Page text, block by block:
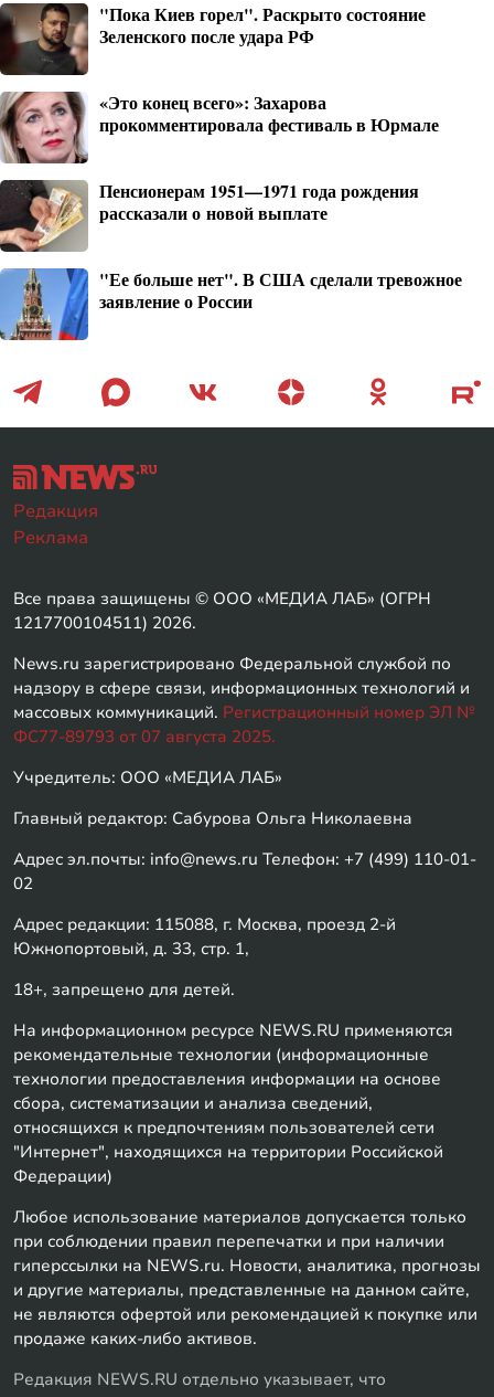
"Пока Киев горел". Раскрыто состояние
Зеленского после удара РФ
«Это конец всего»: Захарова
прокомментировала фестиваль в Юрмале
Пенсионерам 1951—1971 года рождения
рассказали о новой выплате
"Ее больше нет". В США сделали тревожное
заявление о России
Редакция
Реклама
Все права защищены © ООО «МЕДИА ЛАБ» (ОГРН
1217700104511) 2026.
News.ru зарегистрировано Федеральной службой по
надзору в сфере связи, информационных технологий и
массовых коммуникаций. Регистрационный номер ЭЛ №
ФС77-89793 от 07 августа 2025.
Учредитель: ООО «МЕДИА ЛАБ»
Главный редактор: Сабурова Ольга Николаевна
Адрес эл.почты: info@news.ru Телефон: +7 (499) 110-01-
02
Адрес редакции: 115088, г. Москва, проезд 2-й
Южнопортовый, д. 33, стр. 1,
18+, запрещено для детей.
На информационном ресурсе NEWS.RU применяются
рекомендательные технологии (информационные
технологии предоставления информации на основе
сбора, систематизации и анализа сведений,
относящихся к предпочтениям пользователей сети
"Интернет", находящихся на территории Российской
Федерации)
Любое использование материалов допускается только
при соблюдении правил перепечатки и при наличии
гиперссылки на NEWS.ru. Новости, аналитика, прогнозы
и другие материалы, представленные на данном сайте,
не являются офертой или рекомендацией к покупке или
продаже каких-либо активов.
Редакция NEWS.RU отдельно указывает, что